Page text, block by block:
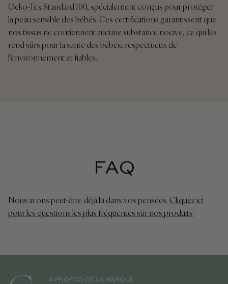
Oeko-Tex Standard 100, spécialement conçus pour protéger
la peau sensible des bébés. Ces certifications garantissent que
nos tissus ne contiennent aucune substance nocive, ce qui les
rend sûrs pour la santé des bébés, respectueux de
l'environnement et fiables.
FAQ
Nous avons peut-être déjà lu dans vos pensées. Cliquez ici
pour les questions les plus fréquentes sur nos produits
À PROPOS DE LA MARQUE